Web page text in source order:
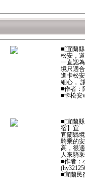
■[宜蘭
松安，道
一直認
境只適
進卡松
細心，
■作者：
■卡松安
■[宜蘭
宿】宜
宜蘭縣
騎乘的
高，很
人來騎
■作者：
■宜蘭民